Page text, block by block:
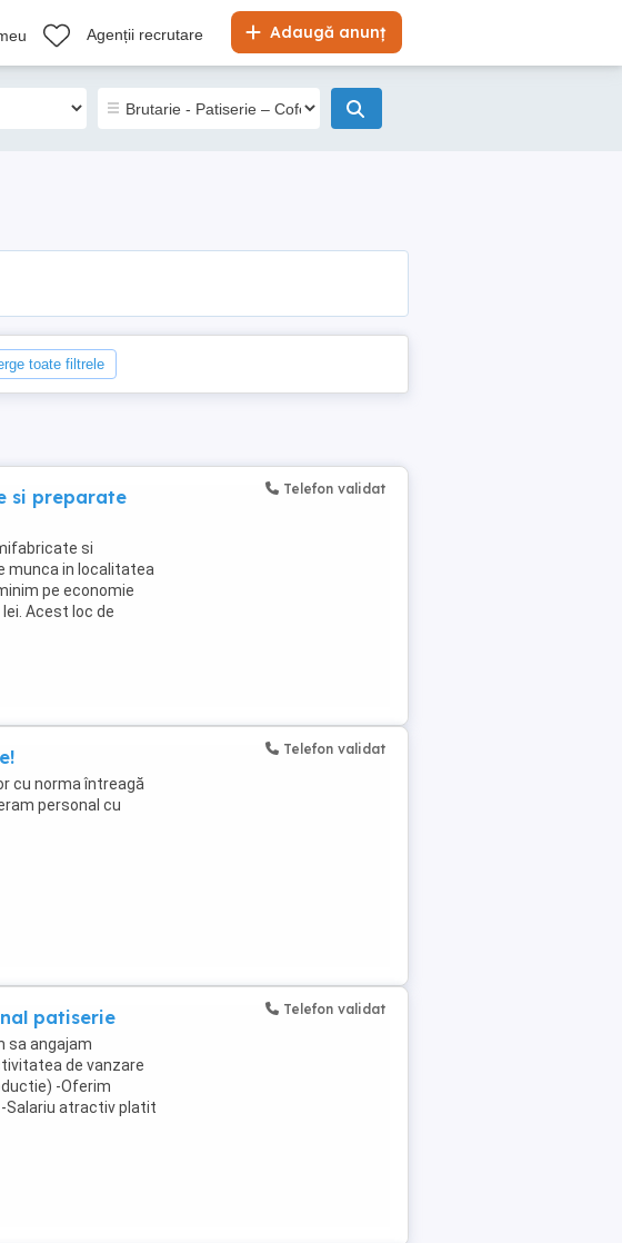
Adaugă anunț
Agenții recrutare
toate filtrele
si preparate
si
munca in localitatea
pe economie
Acest loc de
Telefon validat
cu norma întreagă
personal cu
Telefon validat
patiserie
sa angajam
de vanzare
-Oferim
Salariu atractiv platit
Telefon validat